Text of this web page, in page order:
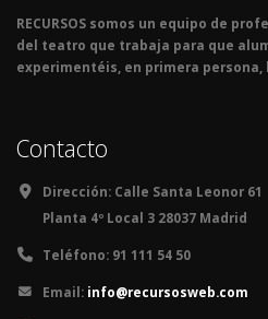
RECURSOS somos un equipo de
del teatro que trabaja para que
experimentéis, en primera
Contacto
Dirección: Calle Santa Leonor 61
Planta 4º Local 3 28037 Madrid
Teléfono: 91 111 54 50
Email: info@recursosweb.com